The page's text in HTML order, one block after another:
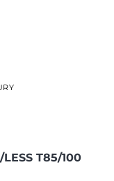
T85/100